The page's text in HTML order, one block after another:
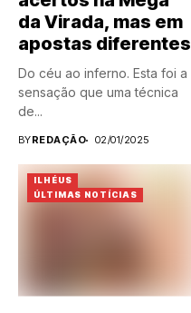
da Virada, mas em
apostas diferentes
Do céu ao inferno. Esta foi a
sensação que uma técnica
de...
BYREDAÇÃO 02/01/2025
ILHÉUS
ÚLTIMAS NOTÍCIAS